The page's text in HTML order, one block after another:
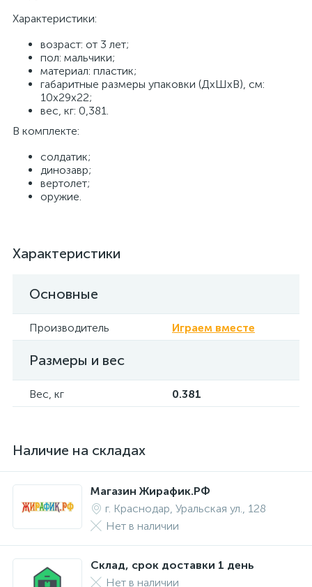
Характеристики:
возраст: от 3 лет;
пол: мальчики;
материал: пластик;
габаритные размеры упаковки (ДхШхВ), см:
10х29x22;
вес, кг: 0,381.
В комплекте:
солдатик;
динозавр;
вертолет;
оружие.
Характеристики
Основные
Производитель Играем вместе
Размеры и вес
Вес, кг 0.381
Наличие на складах
Магазин Жирафик.РФ
г. Краснодар, Уральская ул., 128
Нет в наличии
Склад, срок доставки 1 день
Нет в наличии